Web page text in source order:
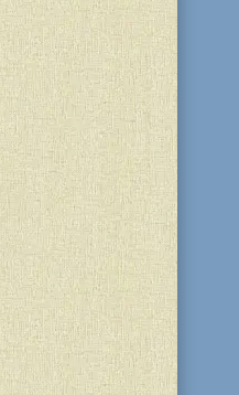
«Бейт
из
почетной
Барбара